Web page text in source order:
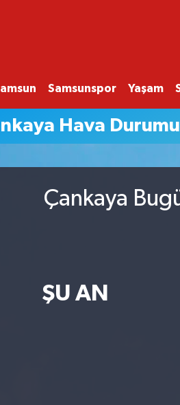
Samsunspor Yaşam
Hava Durumu
Çankaya
ŞU AN